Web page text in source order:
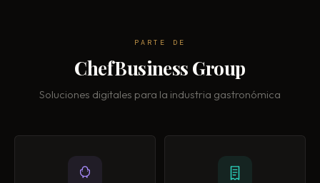
PARTE DE
ChefBusiness Group
Soluciones digitales para la industria gastronómica